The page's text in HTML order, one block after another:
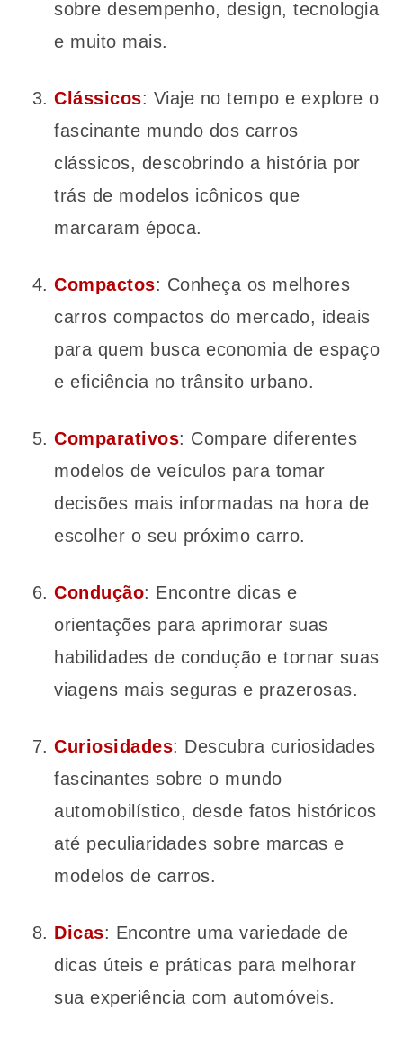
sobre desempenho, design, tecnologia
e muito mais.
Clássicos: Viaje no tempo e explore o
fascinante mundo dos carros
clássicos, descobrindo a história por
trás de modelos icônicos que
marcaram época.
Compactos: Conheça os melhores
carros compactos do mercado, ideais
para quem busca economia de espaço
e eficiência no trânsito urbano.
Comparativos: Compare diferentes
modelos de veículos para tomar
decisões mais informadas na hora de
escolher o seu próximo carro.
Condução: Encontre dicas e
orientações para aprimorar suas
habilidades de condução e tornar suas
viagens mais seguras e prazerosas.
Curiosidades: Descubra curiosidades
fascinantes sobre o mundo
automobilístico, desde fatos históricos
até peculiaridades sobre marcas e
modelos de carros.
Dicas: Encontre uma variedade de
dicas úteis e práticas para melhorar
sua experiência com automóveis.